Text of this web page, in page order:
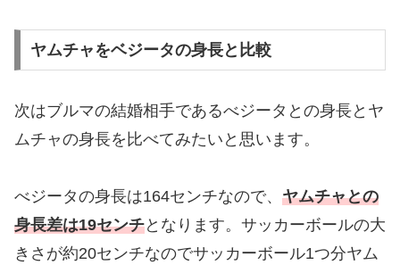
ヤムチャをベジータの身長と比較
次はブルマの結婚相手であるべジータとの身長とヤ
ムチャの身長を比べてみたいと思います。
べジータの身長は164センチなので、 ヤムチャとの
身長差は19センチとなります。サッカーボールの大
きさが約20センチなのでサッカーボール1つ分ヤム